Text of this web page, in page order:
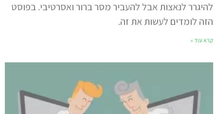
להיגרר לנאצות אבל להעביר מסר ברור ואסרטיבי. בפוסט
הזה לומדים לעשות את זה.
קרא עוד »